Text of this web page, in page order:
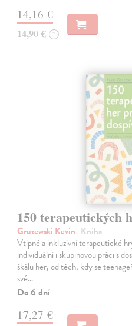
14,16 €
14,90 € ?
150 terapeutických
Gruzewski Kevin | Kniha
Vtipné a inkluzivní terapeutické
individuální i skupinovou práci s
škálu her, od těch, kdy se
své…
Do 6 dní
17,27 €